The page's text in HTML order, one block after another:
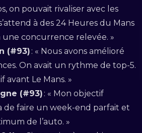
on pouvait rivaliser avec les
à des 24 Heures du Mans
une concurrence relevée. »
(#93) : « Nous avons amélioré
On avait un rythme de top-5.
avant Le Mans. »
(#93) : « Mon objectif
de faire un week-end parfait et
de l’auto. »